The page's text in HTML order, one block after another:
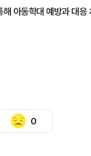
아동학대 예방과 대응
0